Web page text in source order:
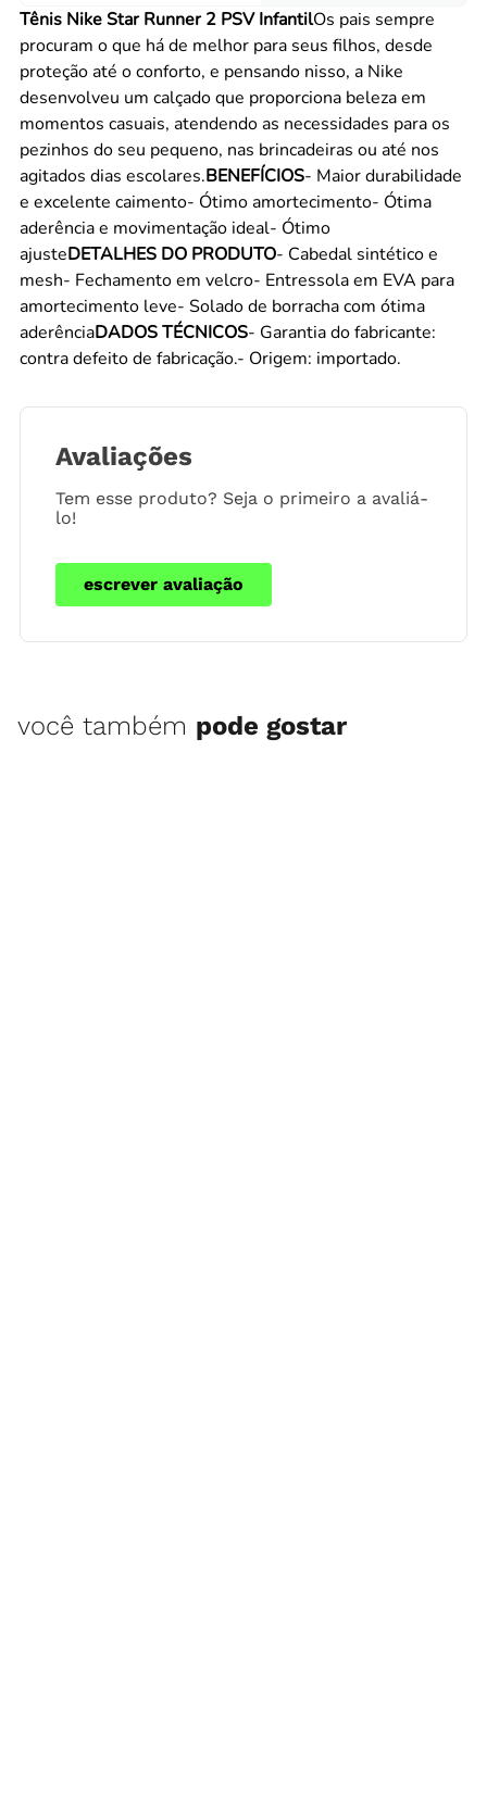
Tênis Nike Star Runner 2 PSV InfantilOs pais sempre
procuram o que há de melhor para seus filhos, desde
proteção até o conforto, e pensando nisso, a Nike
desenvolveu um calçado que proporciona beleza em
momentos casuais, atendendo as necessidades para os
pezinhos do seu pequeno, nas brincadeiras ou até nos
agitados dias escolares.BENEFÍCIOS- Maior durabilidade
e excelente caimento- Ótimo amortecimento- Ótima
aderência e movimentação ideal- Ótimo
ajusteDETALHES DO PRODUTO- Cabedal sintético e
mesh- Fechamento em velcro- Entressola em EVA para
amortecimento leve- Solado de borracha com ótima
aderênciaDADOS TÉCNICOS- Garantia do fabricante:
contra defeito de fabricação.- Origem: importado.
Avaliações
Tem esse produto? Seja o primeiro a avaliá-
lo!
escrever avaliação
você também pode gostar